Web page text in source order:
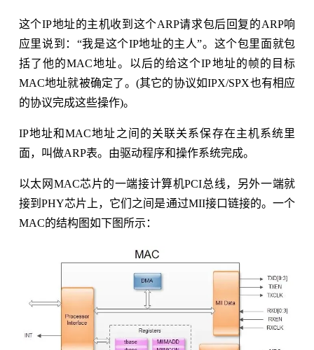
这个IP地址的主机收到这个ARP请求包后回复的ARP响
应里说到：“我是这个IP地址的主人”。这个包里面就包
括了他的MAC地址。以后的给这个IP地址的帧的目标
MAC地址就被确定了。(其它的协议如IPX/SPX也有相应
的协议完成这些操作)。
IP地址和MAC地址之间的关联关系保存在主机系统里
面，叫做ARP表。由驱动程序和操作系统完成。
以太网MAC芯片的一端接计算机PCI总线，另外一端就
接到PHY芯片上，它们之间是通过MII接口链接的。一个
MAC的结构图如下图所示：